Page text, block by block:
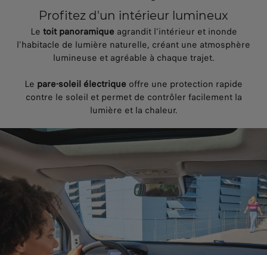
Profitez d'un intérieur lumineux
Le toit panoramique agrandit l'intérieur et inonde
l'habitacle de lumière naturelle, créant une atmosphère
lumineuse et agréable à chaque trajet.
Le pare-soleil électrique offre une protection rapide
contre le soleil et permet de contrôler facilement la
lumière et la chaleur.